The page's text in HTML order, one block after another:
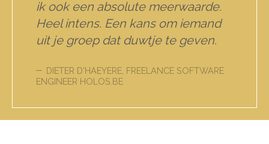
ik ook een absolute meerwaarde.
Heel intens. Een kans om iemand
uit je groep dat duwtje te geven.
DIETER D'HAEYERE, FREELANCE SOFTWARE
ENGINEER HOLOS.BE